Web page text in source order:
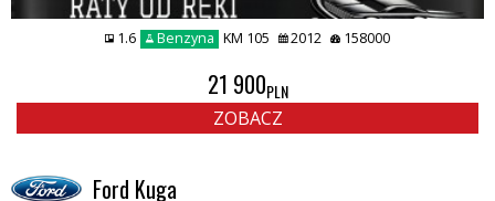
1.6 Benzyna KM 105 2012 158000
21 900PLN
ZOBACZ
Ford Kuga